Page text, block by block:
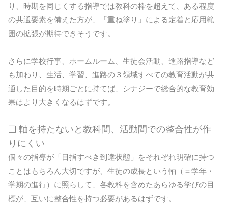
り、時期を同じくする指導では教科の枠を超えて、ある程度
の共通要素を備えた方が、「重ね塗り」による定着と応用範
囲の拡張が期待できそうです。
さらに学校行事、ホームルーム、生徒会活動、進路指導など
も加わり、生活、学習、進路の３領域すべての教育活動が共
通した目的を時期ごとに持てば、シナジーで総合的な教育効
果はより大きくなるはずです。
❏ 軸を持たないと教科間、活動間での整合性が作
りにくい
個々の指導が「目指すべき到達状態」をそれぞれ明確に持つ
ことはもちろん大切ですが、生徒の成長という軸（＝学年・
学期の進行）に照らして、各教科を含めたあらゆる学びの目
標が、互いに整合性を持つ必要があるはずです。